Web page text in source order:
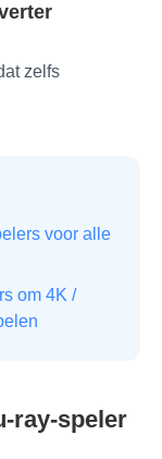
zelfs
voor alle
om 4K /
ray-speler